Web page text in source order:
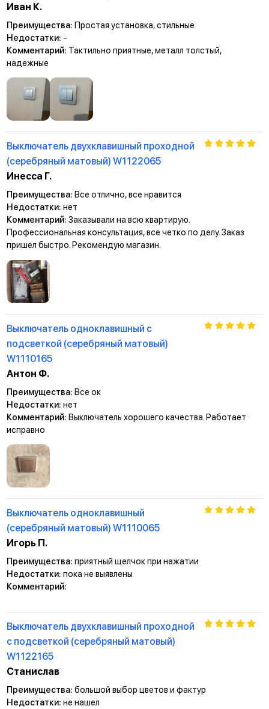
Иван К.
Преимущества: Простая установка, стильные
Недостатки: -
Комментарий: Тактильно приятные, металл толстый,
надежные
Выключатель двухклавишный проходной
(серебряный матовый) W1122065
Инесса Г.
Преимущества: Все отлично, все нравится
Недостатки: нет
Комментарий: Заказывали на всю квартирую.
Профессиональная консультация, все четко по делу. Заказ
пришел быстро. Рекомендую магазин.
Выключатель одноклавишный с
подсветкой (серебряный матовый)
W1110165
Антон Ф.
Преимущества: Все ок
Недостатки: нет
Комментарий: Выключатель хорошего качества. Работает
исправно
Выключатель одноклавишный
(серебряный матовый) W1110065
Игорь П.
Преимущества: приятный щелчок при нажатии
Недостатки: пока не выявлены
Комментарий:
Выключатель двухклавишный проходной
с подсветкой (серебряный матовый)
W1122165
Станислав
Преимущества: большой выбор цветов и фактур
Недостатки: не нашел